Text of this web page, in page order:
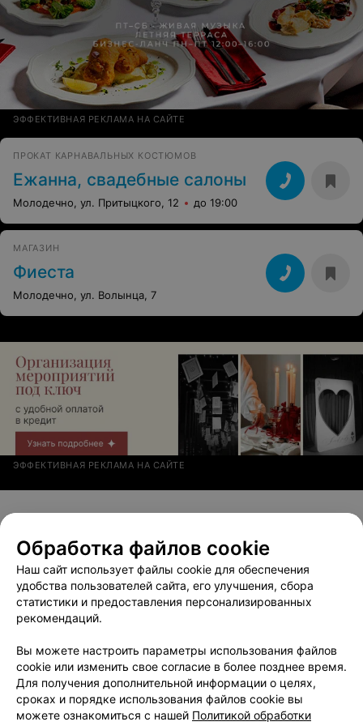
ЭФФЕКТИВНАЯ РЕКЛАМА НА САЙТЕ
ПРОКАТ КАРНАВАЛЬНЫХ КОСТЮМОВ
Ежанна, свадебные салоны
Молодечно, ул. Притыцкого, 12 до 19:00
МАГАЗИН
Фиеста
Молодечно, ул. Волынца, 7
ЭФФЕКТИВНАЯ РЕКЛАМА НА САЙТЕ
Добавить компанию
О проекте Новости проекта Размещение рекламы
Обработка файлов cookie
Наш сайт использует файлы cookie для обеспечения
удобства пользователей сайта, его улучшения, сбора
статистики и предоставления персонализированных
рекомендаций.
Вы можете настроить параметры использования файлов
cookie или изменить свое согласие в более позднее время.
Для получения дополнительной информации о целях,
сроках и порядке использования файлов cookie вы
можете ознакомиться с нашей Политикой обработки